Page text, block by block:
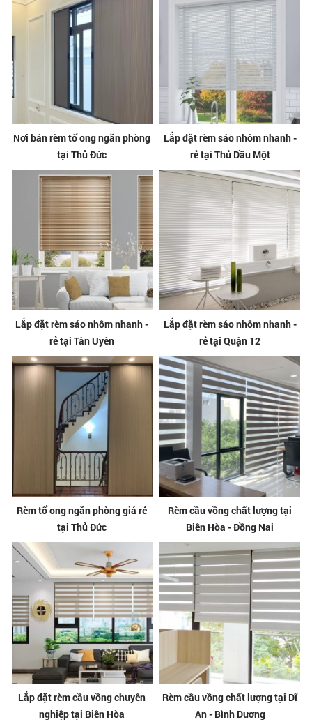
Nơi bán rèm tổ ong ngăn phòng
tại Thủ Đức
Lắp đặt rèm sáo nhôm nhanh -
rẻ tại Thủ Dầu Một
Lắp đặt rèm sáo nhôm nhanh -
rẻ tại Tân Uyên
Lắp đặt rèm sáo nhôm nhanh -
rẻ tại Quận 12
Rèm tổ ong ngăn phòng giá rẻ
tại Thủ Đức
Rèm cầu vồng chất lượng tại
Biên Hòa - Đồng Nai
Lắp đặt rèm cầu vồng chuyên
nghiệp tại Biên Hòa
Rèm cầu vồng chất lượng tại Dĩ
An - Bình Dương